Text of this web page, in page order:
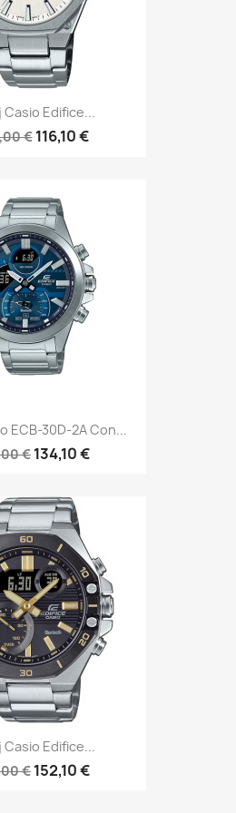
Casio Edifice...
€ 116,10 €
ECB-30D-2A Con...
€ 134,10 €
Casio Edifice...
€ 152,10 €